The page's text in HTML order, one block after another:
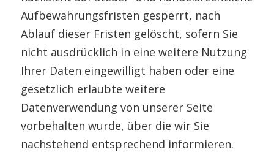
Aufbewahrungsfristen gesperrt, nach
Ablauf dieser Fristen gelöscht, sofern Sie
nicht ausdrücklich in eine weitere Nutzung
Ihrer Daten eingewilligt haben oder eine
gesetzlich erlaubte weitere
Datenverwendung von unserer Seite
vorbehalten wurde, über die wir Sie
nachstehend entsprechend informieren.